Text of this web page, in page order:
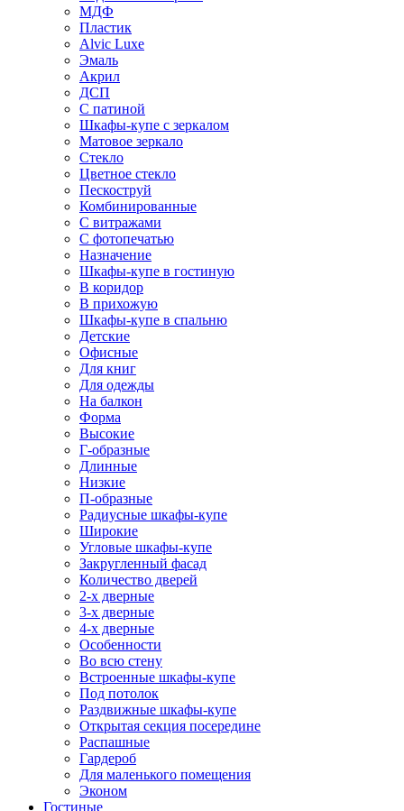
МДФ
Пластик
Alvic Luxe
Эмаль
Акрил
ДСП
С патиной
Шкафы-купе с зеркалом
Матовое зеркало
Стекло
Цветное стекло
Пескоструй
Комбинированные
С витражами
С фотопечатью
Назначение
Шкафы-купе в гостиную
В коридор
В прихожую
Шкафы-купе в спальню
Детские
Офисные
Для книг
Для одежды
На балкон
Форма
Высокие
Г-образные
Длинные
Низкие
П-образные
Радиусные шкафы-купе
Широкие
Угловые шкафы-купе
Закругленный фасад
Количество дверей
2-х дверные
3-х дверные
4-х дверные
Особенности
Во всю стену
Встроенные шкафы-купе
Под потолок
Раздвижные шкафы-купе
Открытая секция посередине
Распашные
Гардероб
Для маленького помещения
Эконом
Гостиные